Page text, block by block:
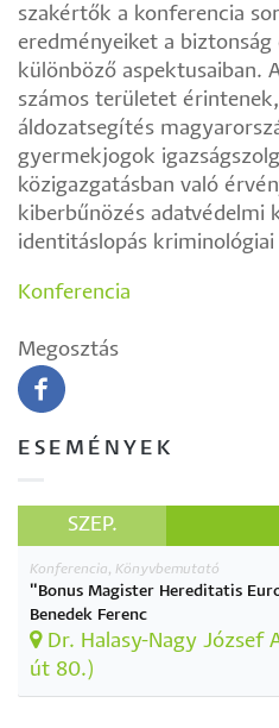
szakértők a konferencia
eredményeiket a
különböző aspektusaiban.
számos területet
áldozatsegítés
gyermekjogok
közigazgatásban való
kiberbűnözés adatvédelmi
identitáslopás kriminológiai
Konferencia
Megosztás
ESEMÉNYEK
SZEP.
Konferencia, Könyvbemutató
"Bonus Magister Hereditatis
Benedek Ferenc
Dr. Halasy-Nagy József
út 80.)